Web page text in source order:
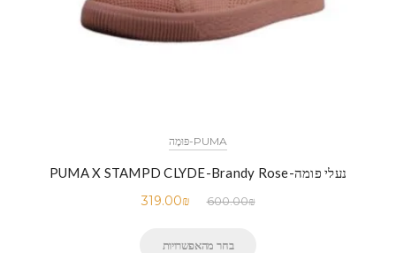
PUMA-פּוּמָה
נעלי פומה-PUMA X STAMPD CLYDE-Brandy Rose
600.00₪
319.00₪
בחר מהאפשרויות